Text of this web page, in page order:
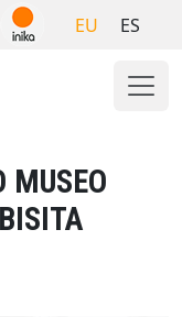
EU ES
MUSEO